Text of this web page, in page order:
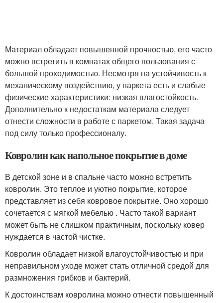
Материал обладает повышенной прочностью, его часто
можно встретить в комнатах общего пользования с
большой проходимостью. Несмотря на устойчивость к
механическому воздействию, у паркета есть и слабые
физические характеристики: низкая влагостойкость.
Дополнительно к недостаткам материала следует
отнести сложности в работе с паркетом. Такая задача
под силу только профессионалу.
Ковролин как напольное покрытие в доме
В детской зоне и в спальне часто можно встретить
ковролин. Это теплое и уютно покрытие, которое
представляет из себя ковровое покрытие. Оно хорошо
сочетается с мягкой мебелью . Часто такой вариант
может быть не слишком практичным, поскольку ковер
нуждается в частой чистке.
Ковролин обладает низкой влагоустойчивостью и при
неправильном уходе может стать отличной средой для
размножения грибков и бактерий.
К достоинствам ковролина можно отнести повышенный